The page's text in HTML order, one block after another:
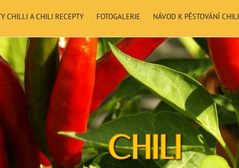
CHILLI A CHILI RECEPTY FOTOGALERIE NÁVOD K PĚSTOVÁNÍ CHILI